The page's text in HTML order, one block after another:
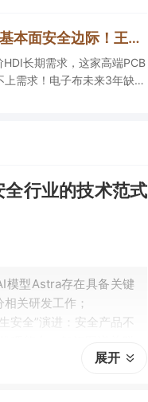
【风口研报回顾】兼顾成长逻辑+基本面安全边际！王牌自营前瞻覆盖“pcb+MLCC+电子布”，梳理AI产业链优质标的“深坑起跳”
长期需求，这家高端PCB
需求！电子布未来3年缺口
行业的技术范式
型Astra存在具备关键
关研发工作；
安全”演进：安全产品不
的核心。
展开